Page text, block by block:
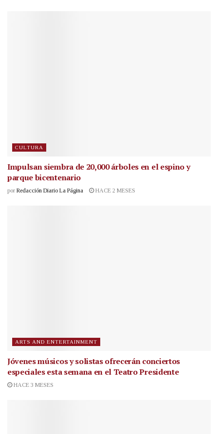
CULTURA
Impulsan siembra de 20,000 árboles en el espino y
parque bicentenario
por Redacción Diario La Página HACE 2 MESES
ARTS AND ENTERTAINMENT
Jóvenes músicos y solistas ofrecerán conciertos
especiales esta semana en el Teatro Presidente
HACE 3 MESES